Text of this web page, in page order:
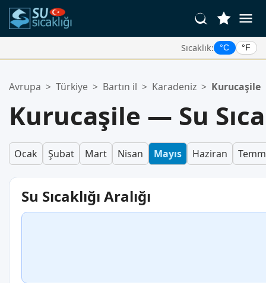
Sıcaklık: °C °F
Favoriler listeniz boş.
Avrupa > Türkiye > Bartın il > Karadeniz > Kurucaşile
Kurucaşile — Su
Ocak Şubat Mart Nisan Mayıs Haziran
Su Sıcaklığı Aralığı